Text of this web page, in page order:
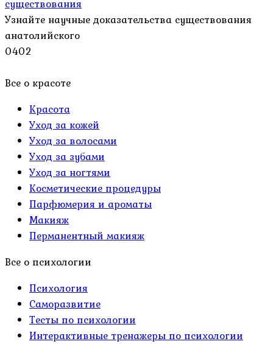
существования
Узнайте научные доказательства существования
анатолийского
0402
Все о красоте
Красота
Уход за кожей
Уход за волосами
Уход за зубами
Уход за ногтями
Косметические процедуры
Парфюмерия и ароматы
Макияж
Перманентный макияж
Все о психологии
Психология
Саморазвитие
Тесты по психологии
Интерактивные тренажеры по психологии